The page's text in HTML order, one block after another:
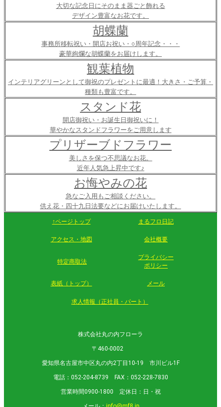
大切な記念日にそのまま器ごと飾れる
デザイン豊富なお花です。
胡蝶蘭
事務所移転祝い・開店お祝い・○周年記念・・・
豪華絢爛な胡蝶蘭をお届けします。
観葉植物
インテリアグリーンとして御祝のプレゼントに最適！大きさ・ご予算・
種類も豊富です。
スタンド花
開店御祝い・お誕生日御祝いに！
華やかなスタンドフラワーをご用意します
プリザーブドフラワー
美しさを保つ不思議なお花。
近年人気急上昇中です♪
お悔やみの花
急なご入用もご相談ください。
供え花・四十九日法要などにお届けいたします。
↑ページトップ まるフロ日記
アクセス・地図 会社概要
特定商取法
プライバシー
ポリシー
表紙（トップ） メール
求人情報（正社員・パート）
株式会社丸の内フローラ
〒460-0002
愛知県名古屋市中区丸の内2丁目10-19 市川ビル1F
電話：052-204-8739 FAX：052-228-7830
営業時間0900-1800 定休日：日・祝